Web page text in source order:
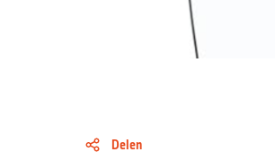
Delen